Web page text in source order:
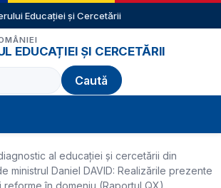
Educației și Cercetării
EDUCAȚIEI ȘI CERCETĂRII
al educației și cercetării din
ministrul Daniel DAVID: Realizările prezente
reforme în domeniu (Raportul QX)